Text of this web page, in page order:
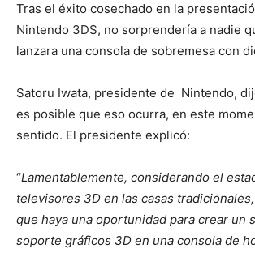
Tras el éxito cosechado en la
Nintendo 3DS, no sorprendería a nadie
lanzara una consola de sobremesa con
Satoru Iwata, presidente de Nintendo,
es posible que eso ocurra, en este
sentido. El presidente explicó:
“Lamentablemente, considerando el
televisores 3D en las casas
que haya una oportunidad para crear un
soporte gráficos 3D en una consola de